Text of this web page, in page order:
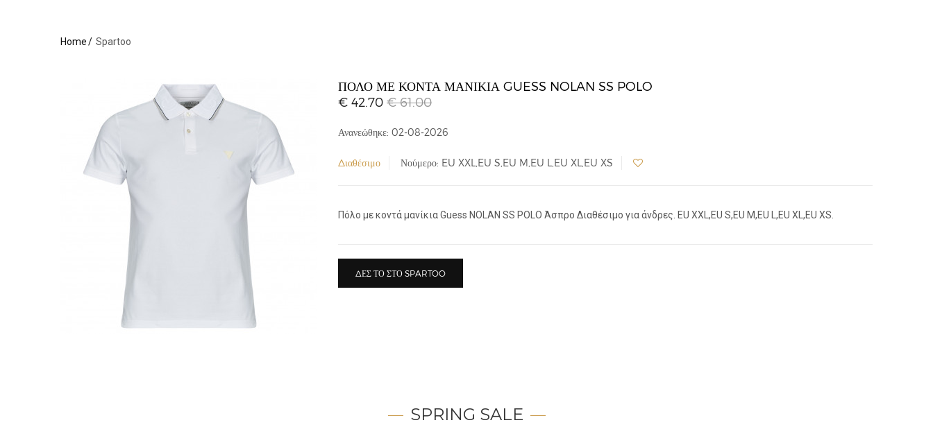
Home Spartoo
ΠΌΛΟ ΜΕ ΚΟΝΤΆ ΜΑΝΊΚΙΑ GUESS NOLAN SS POLO
€ 42.70 € 61.00
Ανανεώθηκε: 02-08-2026
Διαθέσιμο Νούμερο: EU XXL,EU S,EU M,EU L,EU XL,EU XS
Πόλο με κοντά μανίκια Guess NOLAN SS POLO Άσπρο Διαθέσιμο για άνδρες. EU XXL,EU S,EU M,EU L,EU XL,EU XS.
ΔΕΣ ΤΟ ΣΤΟ SPARTOO
SPRING SALE